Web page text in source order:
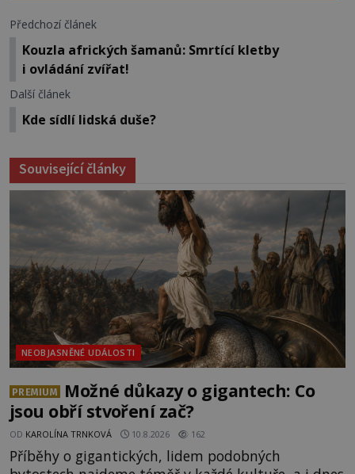
Předchozí článek
Kouzla afrických šamanů: Smrtící kletby
i ovládání zvířat!
Další článek
Kde sídlí lidská duše?
Související články
NEOBJASNĚNÉ UDÁLOSTI
PREMIUM
Možné důkazy o gigantech: Co
jsou obří stvoření zač?
OD KAROLÍNA TRNKOVÁ 10.8.2026 162
Příběhy o gigantických, lidem podobných